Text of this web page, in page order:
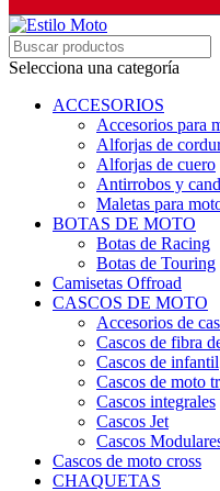
Selecciona una categoría
ACCESORIOS
Accesorios para
Alforjas de
Alforjas de cuero
Antirrobos y
Maletas para
BOTAS DE MOTO
Botas de Racing
Botas de Touring
Camisetas Offroad
CASCOS DE MOTO
Accesorios de
Cascos de fibra
Cascos de infantil
Cascos de moto
Cascos integrales
Cascos Jet
Cascos
Cascos de moto cross
CHAQUETAS